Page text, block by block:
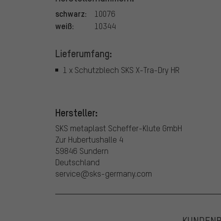
schwarz: 10076
weiß: 10344
Lieferumfang:
1 x Schutzblech SKS X-Tra-Dry HR
Hersteller:
SKS metaplast Scheffer-Klute GmbH
Zur Hubertushalle 4
59846 Sundern
Deutschland
service@sks-germany.com